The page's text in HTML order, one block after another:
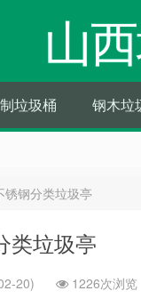
山
垃圾桶 钢木垃
锈钢分类垃圾亭
类垃圾亭
20) 1226次浏览